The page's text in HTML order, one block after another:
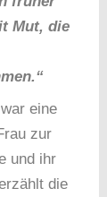
Mut, die
eine
zur
und ihr
die